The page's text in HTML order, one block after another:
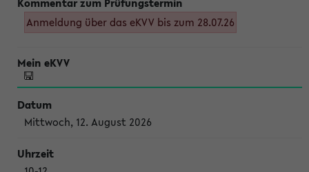
Anmeldung über das eKVV bis zum 28.07.26
Mittwoch, 12. August 2026